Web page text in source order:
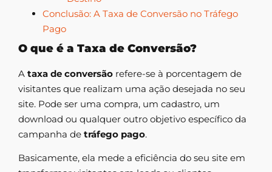
Conclusão: A Taxa de Conversão no Tráfego
Pago
O que é a Taxa de Conversão?
A taxa de conversão refere-se à porcentagem de
visitantes que realizam uma ação desejada no seu
site. Pode ser uma compra, um cadastro, um
download ou qualquer outro objetivo específico da
campanha de tráfego pago.
Basicamente, ela mede a eficiência do seu site em